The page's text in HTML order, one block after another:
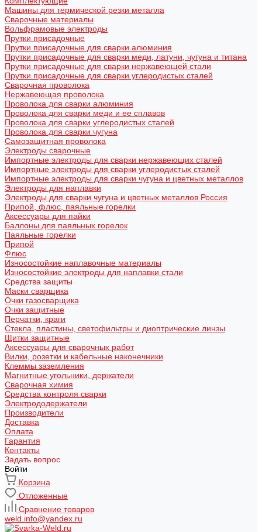
Машины для термической резки металла
Сварочные материалы
Вольфрамовые электроды
Прутки присадочные
Прутки присадочные для сварки алюминия
Прутки присадочные для сварки меди, латуни, чугуна и титана
Прутки присадочные для сварки нержавеющей стали
Прутки присадочные для сварки углеродистых сталей
Сварочная проволока
Нержавеющая проволока
Проволока для сварки алюминия
Проволока для сварки меди и ее сплавов
Проволока для сварки углеродистых сталей
Проволока для сварки чугуна
Самозащитная проволока
Электроды сварочные
Импортные электроды для сварки нержавеющих сталей
Импортные электроды для сварки углеродистых сталей
Импортные электроды для сварки чугуна и цветных металлов
Электроды для наплавки
Электроды для сварки чугуна и цветных металлов Россия
Припой, флюс, паяльные горелки
Аксессуары для пайки
Баллоны для паяльных горелок
Паяльные горелки
Припой
Флюс
Износостойкие наплавочные материалы
Износостойкие электроды для наплавки стали
Средства защиты
Маски сварщика
Очки газосварщика
Очки защитные
Перчатки, краги
Стекла, пластины, светофильтры и диоптрические линзы
Щитки защитные
Аксессуары для сварочных работ
Вилки, розетки и кабельные наконечники
Клеммы заземления
Магнитные угольники, держатели
Сварочная химия
Средства контроля сварки
Электрододержатели
Производители
Доставка
Оплата
Гарантия
Контакты
Задать вопрос
Войти
Корзина
Отложенные
Сравнение товаров
weld.info@yandex.ru